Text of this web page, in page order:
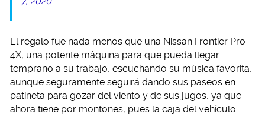
El regalo fue nada menos que una Nissan Frontier Pro
4X, una potente máquina para que pueda llegar
temprano a su trabajo, escuchando su música favorita,
aunque seguramente seguirá dando sus paseos en
patineta para gozar del viento y de sus jugos, ya que
ahora tiene por montones, pues la caja del vehículo